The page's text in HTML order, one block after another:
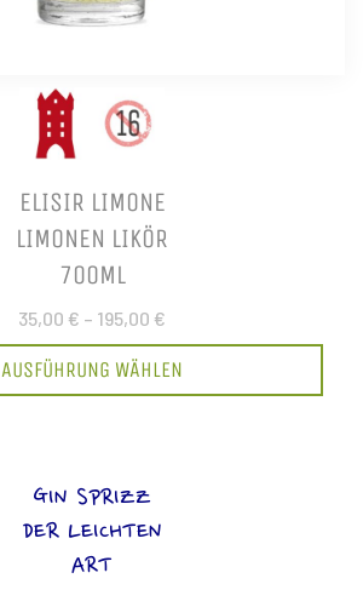
ELISIR LIMONE
LIMONEN LIKÖR
700ML
35,00 € – 195,00 €
AUSFÜHRUNG WÄHLEN
GIN SPRIZZ
DER LEICHTEN
ART